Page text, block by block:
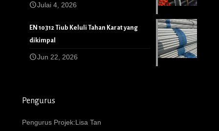
Julai 4, 2026
EN 10312 Tiub Keluli Tahan Karat yang
dikimpal
Jun 22, 2026
Pengurus
Pengurus Projek:Lisa Tan